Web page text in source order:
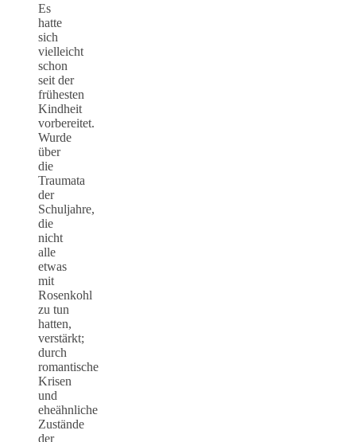
Es
hatte
sich
vielleicht
schon
seit der
frühesten
Kindheit
vorbereitet.
Wurde
über
die
Traumata
der
Schuljahre,
die
nicht
alle
etwas
mit
Rosenkohl
zu tun
hatten,
verstärkt;
durch
romantische
Krisen
und
eheähnliche
Zustände
der